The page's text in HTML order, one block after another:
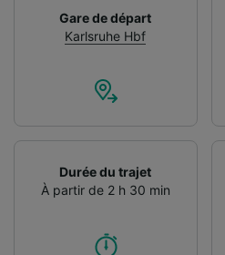
Gare de départ
Karlsruhe Hbf
Durée du trajet
À partir de 2 h 30 min